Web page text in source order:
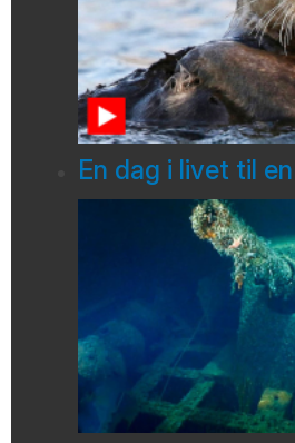
En dag i livet til